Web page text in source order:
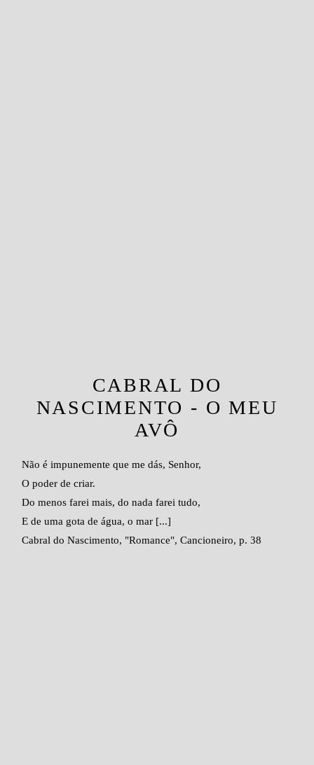
CABRAL DO
NASCIMENTO - O MEU
AVÔ
Não é impunemente que me dás, Senhor,
O poder de criar.
Do menos farei mais, do nada farei tudo,
E de uma gota de água, o mar [...]
Cabral do Nascimento, "Romance", Cancioneiro, p. 38